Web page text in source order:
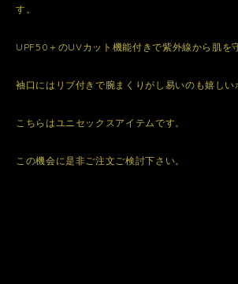
す。
UPF50＋のUVカット機能付きで紫外線から肌を
袖口にはリブ付きで腕まくりがし易いのも嬉しい
こちらはユニセックスアイテムです。
この機会に是非ご注文ご検討下さい。